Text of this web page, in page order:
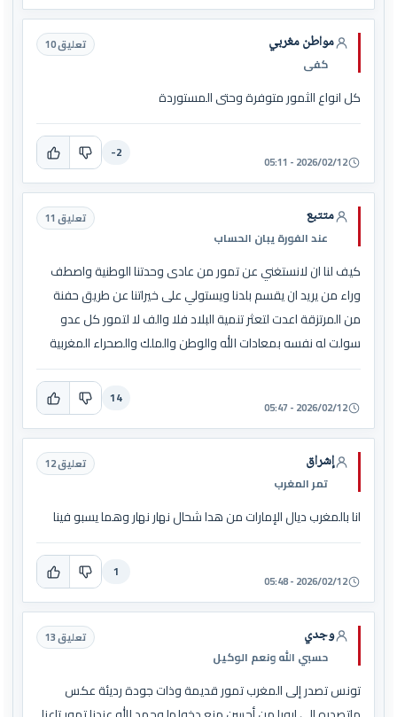
مواطن مغربي
كفى
تعليق 10
كل انواع الثمور متوفرة وحتى المستوردة
2026/02/12 - 05:11
-2
متتبع
عند الفورة يبان الحساب
تعليق 11
كيف لنا ان لانستغني عن تمور من عادى وحدتنا الوطنية واصطف
وراء من يريد ان يقسم بلدنا ويستولي على خيراتنا عن طريق حفنة
من المرتزقة اعدت لتعثر تنمية البلاد فلا والف لا لتمور كل عدو
سولت له نفسه بمعادات الله والوطن والملك والصحراء المغربية
2026/02/12 - 05:47
14
إشراق
تمر المغرب
تعليق 12
انا بالمغرب ديال الإمارات من هدا شحال نهار نهار وهما يسبو فينا
2026/02/12 - 05:48
1
وجدي
حسبي الله ونعم الوكيل
تعليق 13
تونس تصدر إلى المغرب تمور قديمة وذات جودة رديئة عكس